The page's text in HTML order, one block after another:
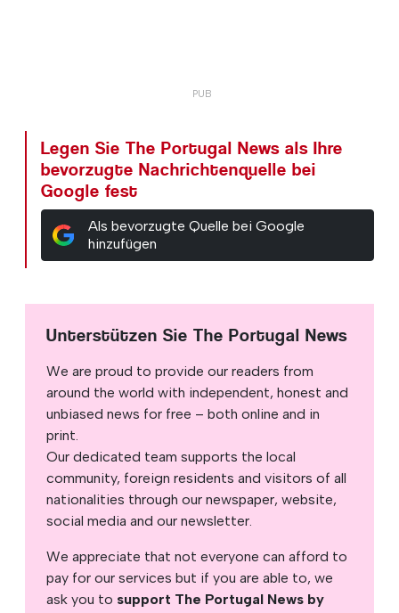
Legen Sie The Portugal News als Ihre
bevorzugte Nachrichtenquelle bei
Google fest
Als bevorzugte Quelle bei Google
hinzufügen
Unterstützen Sie The Portugal News
We are proud to provide our readers from
around the world with independent, honest and
unbiased news for free – both online and in
print.
Our dedicated team supports the local
community, foreign residents and visitors of all
nationalities through our newspaper, website,
social media and our newsletter.
We appreciate that not everyone can afford to
pay for our services but if you are able to, we
ask you to support The Portugal News by